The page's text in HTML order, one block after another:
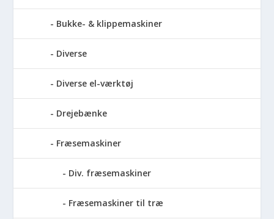
Bukke- & klippemaskiner
Diverse
Diverse el-værktøj
Drejebænke
Fræsemaskiner
Div. fræsemaskiner
Fræsemaskiner til træ